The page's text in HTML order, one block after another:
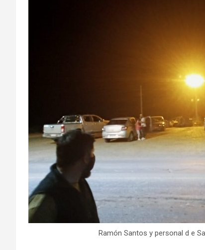
Ramón Santos y personal d e